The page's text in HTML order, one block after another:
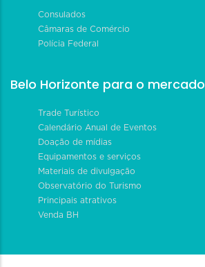
Consulados
Câmaras de Comércio
Polícia Federal
Belo Horizonte para o mercado
Trade Turístico
Calendário Anual de Eventos
Doação de mídias
Equipamentos e serviços
Materiais de divulgação
Observatório do Turismo
Principais atrativos
Venda BH